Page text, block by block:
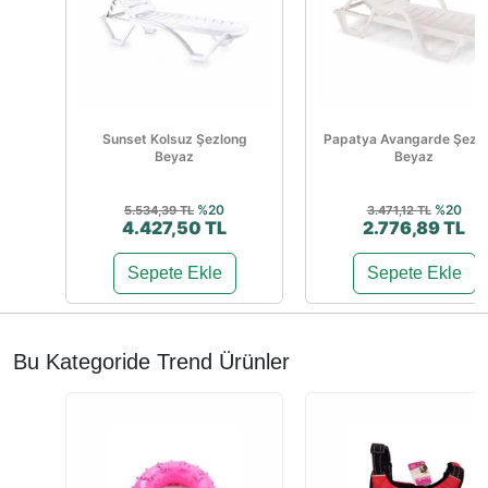
Sunset Kolsuz Şezlong
Beyaz
5.534,39 TL %20
4.427,50 TL
Sepete Ekle
Papatya Avangarde
Beyaz
3.471,12 TL %20
2.776,89 TL
Sepete Ekle
Bu Kategoride Trend Ürünler